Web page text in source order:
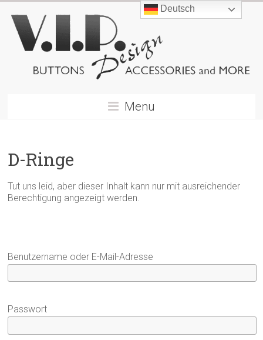
Menu
D-Ringe
Tut uns leid, aber dieser Inhalt kann nur mit ausreichender
Berechtigung angezeigt werden.
Benutzername oder E-Mail-Adresse
Passwort
Deutsch